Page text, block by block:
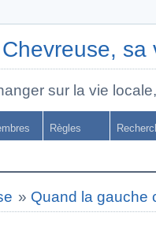
sur la vie
Règles
» Quand la gauche